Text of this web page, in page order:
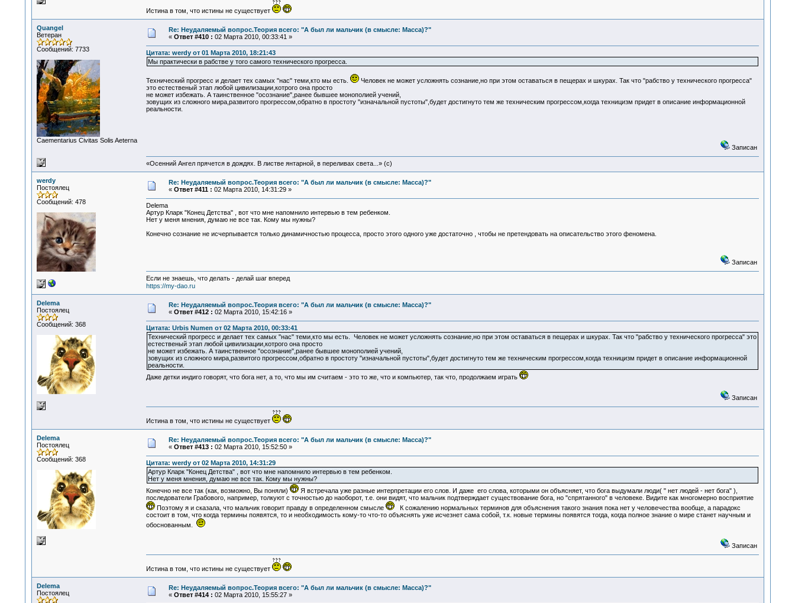
Истина в том, что истины не существует
Quangel
Ветеран
Сообщений: 7733
Сaementarius Civitas Solis Aeterna
Re: Неудаляемый вопрос.Теория всего: "А был ли мальчик (в смысле: Масса)?"
« Ответ #410 : 02 Марта 2010, 00:33:41 »
Цитата: werdy от 01 Марта 2010, 18:21:43
Мы практически в рабстве у того самого технического прогресса.
Технический прогресс и делает тех самых "нас" теми,кто мы есть.
Человек не может усложнять сознание,но при этом оставаться в пещерах и шкурах. Так что "рабство у технического прогресса"
это естественый этап любой цивилизации,котрого она просто
не может избежать. А таинственное "осознание",ранее бывшее монополией учений,
зовущих из сложного мира,развитого прогрессом,обратно в простоту "изначальной пустоты",будет достигнуто тем же техническим прогрессом,когда техницизм придет в описание информационной
реальности.
Записан
«Осенний Ангел прячется в дождях. В листве янтарной, в переливах света...» (c)
werdy
Постоялец
Сообщений: 478
Re: Неудаляемый вопрос.Теория всего: "А был ли мальчик (в смысле: Масса)?"
« Ответ #411 : 02 Марта 2010, 14:31:29 »
Delema
Артур Кларк "Конец Детства" , вот что мне напомнило интервью в тем ребенком.
Нет у меня мнения, думаю не все так. Кому мы нужны?
Конечно сознание не исчерпывается только динамичностью процесса, просто этого одного уже достаточно , чтобы не претендовать на описательство этого феномена.
Записан
Если не знаешь, что делать - делай шаг вперед
https://my-dao.ru
Delema
Постоялец
Сообщений: 368
Re: Неудаляемый вопрос.Теория всего: "А был ли мальчик (в смысле: Масса)?"
« Ответ #412 : 02 Марта 2010, 15:42:16 »
Цитата: Urbis Numen от 02 Марта 2010, 00:33:41
Технический прогресс и делает тех самых "нас" теми,кто мы есть. Человек не может усложнять сознание,но при этом оставаться в пещерах и шкурах. Так что "рабство у технического прогресса" это
естественый этап любой цивилизации,котрого она просто
не может избежать. А таинственное "осознание",ранее бывшее монополией учений,
зовущих из сложного мира,развитого прогрессом,обратно в простоту "изначальной пустоты",будет достигнуто тем же техническим прогрессом,когда техницизм придет в описание информационной
реальности.
Даже детки индиго говорят, что бога нет, а то, что мы им считаем - это то же, что и компьютер, так что, продолжаем играть
Записан
Истина в том, что истины не существует
Delema
Постоялец
Сообщений: 368
Re: Неудаляемый вопрос.Теория всего: "А был ли мальчик (в смысле: Масса)?"
« Ответ #413 : 02 Марта 2010, 15:52:50 »
Цитата: werdy от 02 Марта 2010, 14:31:29
Артур Кларк "Конец Детства" , вот что мне напомнило интервью в тем ребенком.
Нет у меня мнения, думаю не все так. Кому мы нужны?
Конечно не все так (как, возможно, Вы поняли)
Я встречала уже разные интерпретации его слов. И даже его слова, которыми он объясняет, что бога выдумали люди( " нет людей - нет бога" ),
последователи Грабового, например, толкуют с точностью до наоборот, т.е. они видят, что мальчик подтверждает существование бога, но "спрятанного" в человеке. Видите как многомерно восприятие
Поэтому я и сказала, что мальчик говорит правду в определенном смысле
К сожалению нормальных терминов для объяснения такого знания пока нет у человечества вообще, а парадокс
состоит в том, что когда термины появятся, то и необходимость кому-то что-то объяснять уже исчезнет сама собой, т.к. новые термины появятся тогда, когда полное знание о мире станет научным и
обоснованным.
Записан
Истина в том, что истины не существует
Delema
Постоялец
Re: Неудаляемый вопрос.Теория всего: "А был ли мальчик (в смысле: Масса)?"
« Ответ #414 : 02 Марта 2010, 15:55:27 »